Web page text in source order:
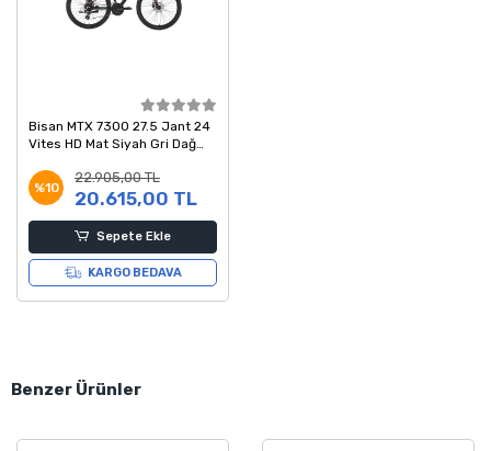
Bisan MTX 7300 27.5 Jant 24
Vites HD Mat Siyah Gri Dağ
%10
22.905,00 TL
20.615,00 TL
Sepete Ekle
KARGO BEDAVA
Benzer Ürünler